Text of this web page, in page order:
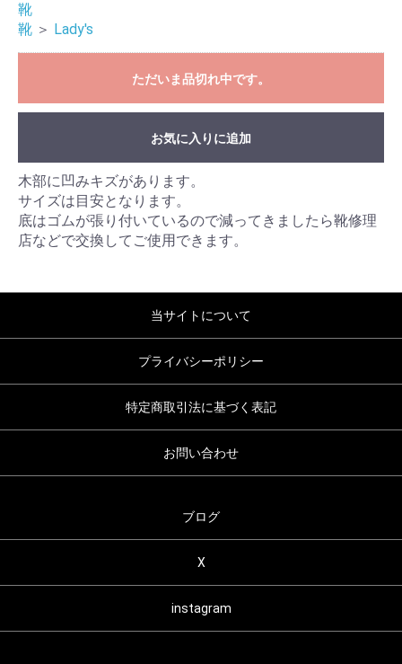
靴
靴 ＞ Lady's
ただいま品切れ中です。
お気に入りに追加
木部に凹みキズがあります。
サイズは目安となります。
底はゴムが張り付いているので減ってきましたら靴修理
店などで交換してご使用できます。
当サイトについて
プライバシーポリシー
特定商取引法に基づく表記
お問い合わせ
ブログ
X
instagram